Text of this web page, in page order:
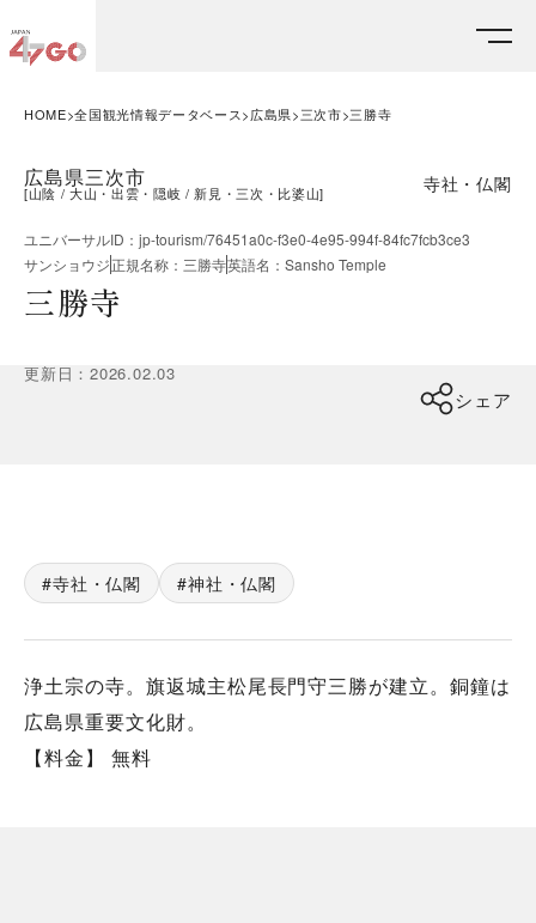
HOME 全国観光情報データベース 広島県 三次市 三勝寺
広島県三次市
[山陰 大山・出雲・隠岐 新見・三次・比婆山] 寺社・仏閣
ユニバーサルID ： jp-tourism/76451a0c-f3e0-4e95-994f-84fc7fcb3ce3
サンショウジ正規名称 ： 三勝寺英語名 ： Sansho Temple
三勝寺
更新日 ：2026.02.03
シェア
寺社・仏閣 神社・仏閣
浄土宗の寺。旗返城主松尾長門守三勝が建立。銅鐘は
広島県重要文化財。
【料金】 無料